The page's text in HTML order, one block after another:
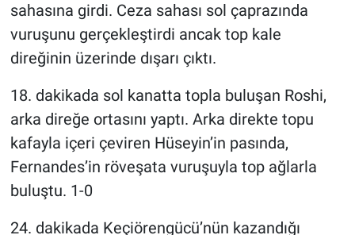
sahasına girdi. Ceza sahası sol çaprazında
vuruşunu gerçekleştirdi ancak top kale
direğinin üzerinde dışarı çıktı.
18. dakikada sol kanatta topla buluşan Roshi,
arka direğe ortasını yaptı. Arka direkte topu
kafayla içeri çeviren Hüseyin’in pasında,
Fernandes’in röveşata vuruşuyla top ağlarla
buluştu. 1-0
24. dakikada Keçiörengücü’nün kazandığı